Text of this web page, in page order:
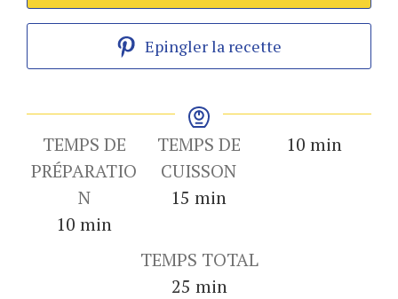
Epingler la recette
TEMPS DE
PRÉPARATIO
N
10 minutes
min
TEMPS DE
CUISSON
15 minutes
min
10minutes
min
TEMPS TOTAL
25 minutes
min